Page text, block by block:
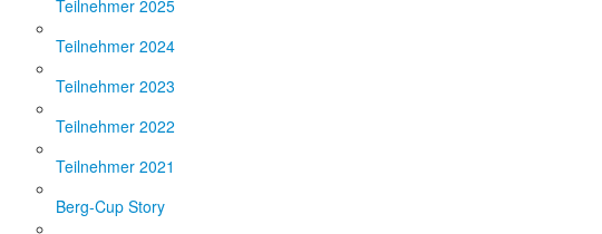
Teilnehmer 2025
Teilnehmer 2024
Teilnehmer 2023
Teilnehmer 2022
Teilnehmer 2021
Berg-Cup Story